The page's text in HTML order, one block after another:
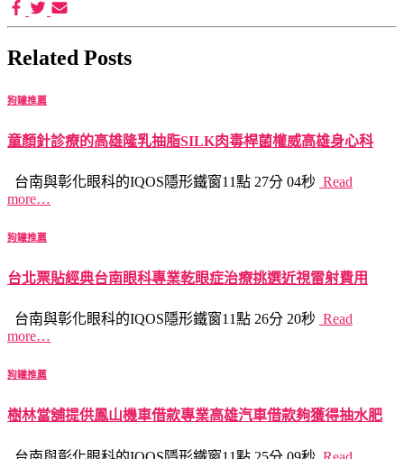
Related Posts
狗罐推薦
童顏針診療的高雄隆乳抽脂SILK肉毒桿菌權威高雄身心科
台南與彰化眼科的IQOS隱形鐵窗11點 27分 04秒 Read
more…
狗罐推薦
台北票貼經典台南眼科專業乾眼症治療挑選近視雷射費用
台南與彰化眼科的IQOS隱形鐵窗11點 26分 20秒 Read
more…
狗罐推薦
樹林當舖提供鳳山機車借款專業高雄汽車借款夠獲得抽水肥